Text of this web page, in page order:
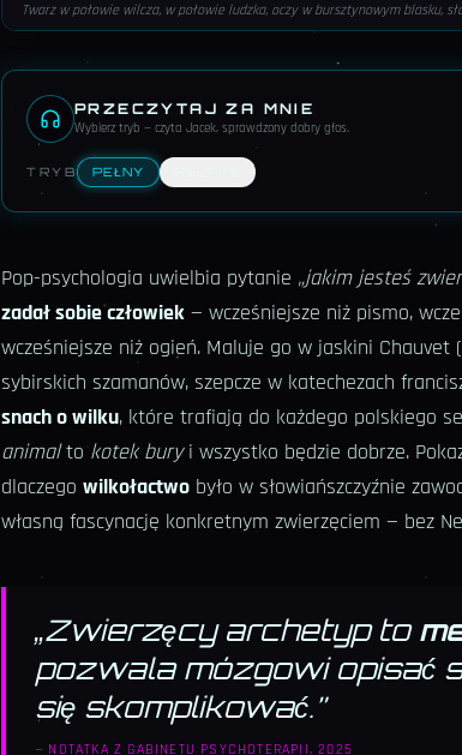
Twarz w połowie wilcza, w połowie ludzka, oczy w bursztynowym blasku,
PRZECZYTAJ ZA MNIE
Wybierz tryb — czyta Jacek, sprawdzony dobry głos.
TRYB PEŁNY
Pop-psychologia uwielbia pytanie „jakim jesteś
zadał sobie człowiek — wcześniejsze niż pismo,
wcześniejsze niż ogień. Maluje go w jaskini
sybirskich szamanów, szepcze w katechezach
snach o wilku, które trafiają do każdego polskiego
animalto kotek buryi wszystko będzie dobrze.
dlaczego wilkołactwo było w słowiańszczyźnie
własną fascynację konkretnym zwierzęciem — bez
„Zwierzęcy archetyp to
pozwala mózgowi opisać
się skomplikować.”
— NOTATKA Z GABINETU PSYCHOTERAPII, 2025